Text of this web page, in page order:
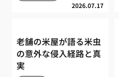
2026.07.17
老舗の米屋が語る米虫
の意外な侵入経路と真
実